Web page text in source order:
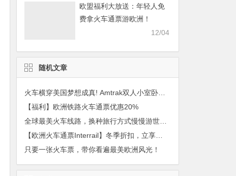
欧盟福利大放送：年轻人免
费拿火车通票游欧洲！
12/04
随机文章
火车横穿美国梦想成真! Amtrak双人小室卧舖买1送1, 吃住全包!
【福利】欧洲铁路火车通票优惠20%
全球最美火车线路，换种旅行方式慢慢游世界~
【欧洲火车通票Interrail】冬季折扣，立享八五折，圣诞畅游欧洲！
只要一张火车票，带你看遍最美欧洲风光！